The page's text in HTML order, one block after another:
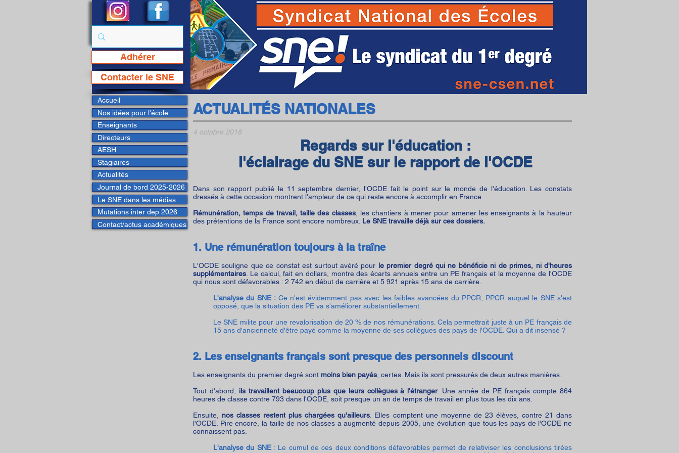
Adhérer
Contacter le SNE
ACTUALITÉS NATIONALES
4 octobre 2018
Regards sur l'éducation :
l'éclairage du SNE sur le rapport de l'OCDE
Dans son rapport publié le 11 septembre dernier, l'OCDE fait le point sur le monde de l'éducation. Les constats
dressés à cette occasion montrent l'ampleur de ce qui reste encore à accomplir en France.
Rémunération, temps de travail, taille des classes, les chantiers à mener pour amener les enseignants à la hauteur
des prétentions de la France sont encore nombreux. Le SNE travaille déjà sur ces dossiers.
1. Une rémunération toujours à la traîne
L'OCDE souligne que ce constat est surtout avéré pour le premier degré qui ne bénéficie ni de primes, ni d'heures
supplémentaires . Le calcul, fait en dollars, montre des écarts annuels entre un PE français et la moyenne de l'OCDE
qui nous sont défavorables : 2 742 en début de carrière et 5 921 après 15 ans de carrière.
L'analyse du SNE : Ce n'est évidemment pas avec les faibles avancées du PPCR, PPCR auquel le SNE s'est
opposé, que la situation des PE va s'améliorer substantiellement.
Le SNE milite pour une revalorisation de 20 % de nos rémunérations. Cela permettrait juste à un PE français de
15 ans d'ancienneté d'être payé comme la moyenne de ses collègues des pays de l'OCDE. Qui a dit insensé ?
2. Les enseignants français sont presque des personnels discount
Les enseignants du premier degré sont moins bien payés , certes. Mais ils sont pressurés de deux autres manières.
Tout d'abord, ils travaillent beaucoup plus que leurs collègues à l'étranger. Une année de PE français compte 864
heures de classe contre 793 dans l'OCDE, soit presque un an de temps de travail en plus tous les dix ans.
Ensuite, nos classes restent plus chargées qu'ailleurs . Elles comptent une moyenne de 23 élèves, contre 21 dans
l'OCDE. Pire encore, la taille de nos classes a augmenté depuis 2005, une évolution que tous les pays de l'OCDE ne
connaissent pas.
L'analyse du SNE: Le cumul de ces deux conditions défavorables permet de relativiser les conclusions tirées
SNE - Syndicat National des Ecoles
Page Facebook du SNE
Accueil
Nos idées pour l'école
Enseignants
Directeurs
AESH
Stagiaires
Actualités
Journal de bord 2025-2026
Le SNE dans les médias
Mutations inter dep 2026
Contact/actus académiques